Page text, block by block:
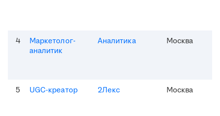
4
Маркетолог-
аналитик
Аналитика Москва
5 UGC-креатор 2Лекс Москва